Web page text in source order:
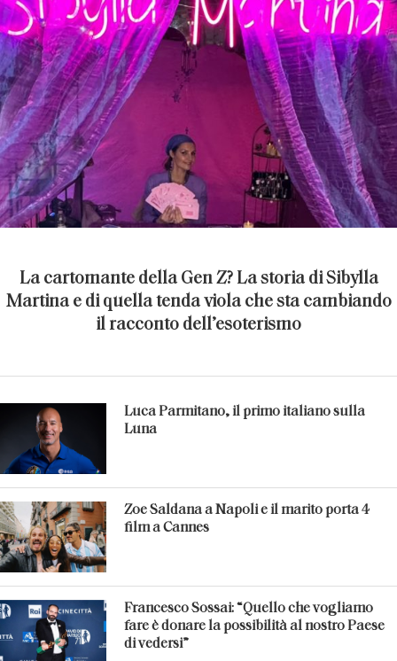
La cartomante della Gen Z? La storia di Sibylla
Martina e di quella tenda viola che sta cambiando
il racconto dell’esoterismo
Luca Parmitano, il primo italiano sulla
Luna
Zoe Saldana a Napoli e il marito porta 4
film a Cannes
Francesco Sossai: “Quello che vogliamo
fare è donare la possibilità al nostro Paese
di vedersi”